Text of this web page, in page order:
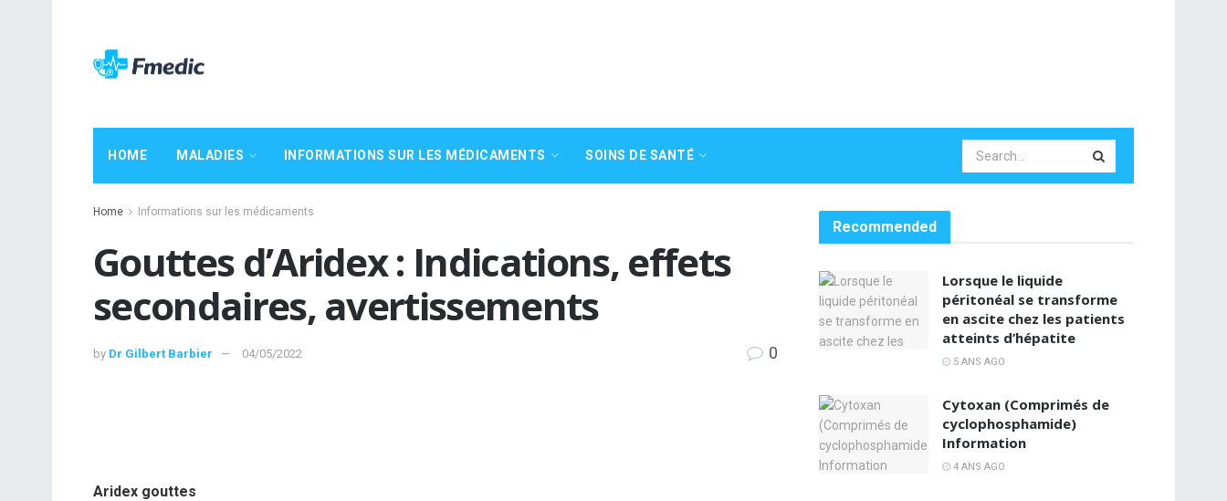
HOME MALADIES INFORMATIONS SUR LES MÉDICAMENTS SOINS DE SANTÉ
Home Informations sur les médicaments
Gouttes d’Aridex : Indications, effets
secondaires, avertissements
by Dr Gilbert Barbier 04/05/2022 0
Aridex gouttes
Recommended
Lorsque le liquide
péritonéal se transforme
en ascite chez les patients
atteints d’hépatite
5 ANS AGO
Cytoxan (Comprimés de
cyclophosphamide)
Information
4 ANS AGO